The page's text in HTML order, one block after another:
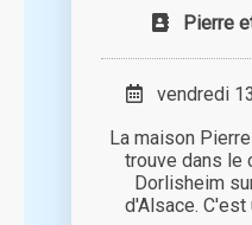
Pierre
vendredi
La maison
trouve dans le
Dorlisheim
d'Alsace. C'est